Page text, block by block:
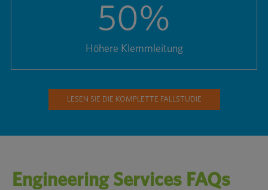
50%
Höhere Klemmleitung
LESEN SIE DIE KOMPLETTE FALLSTUDIE
Engineering Services FAQs